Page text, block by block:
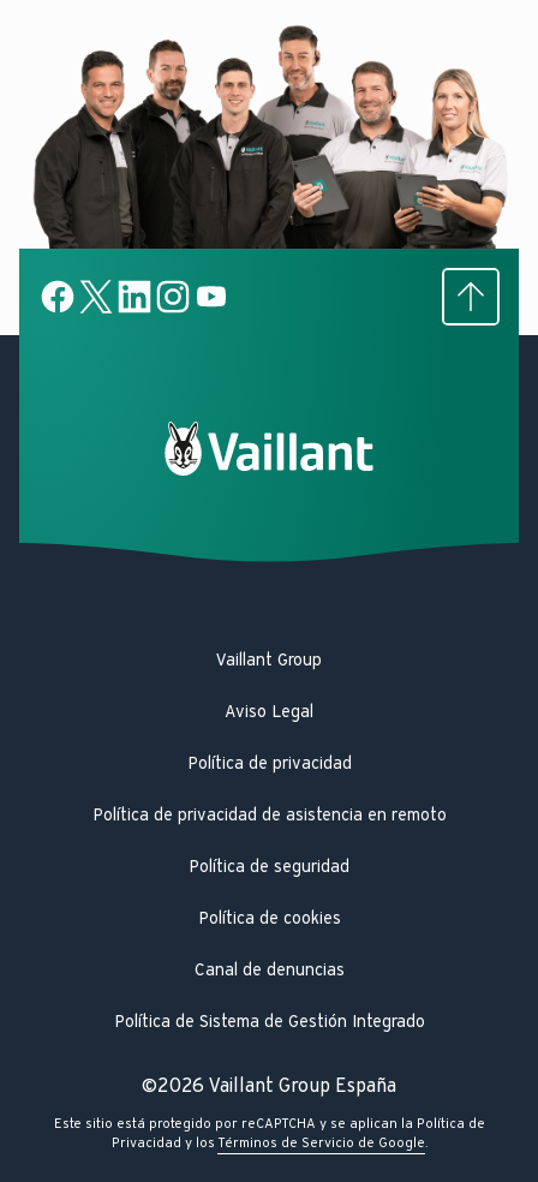
Subir
Vaillant Group
Aviso Legal
Política de privacidad
Política de privacidad de asistencia en remoto
Política de seguridad
Política de cookies
Canal de denuncias
Política de Sistema de Gestión Integrado
©2026 Vaillant Group España
Este sitio está protegido por reCAPTCHA y se aplican la Política de
Privacidad y los Términos de Servicio de Google.